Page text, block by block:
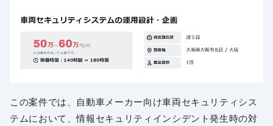
この案件では、自動車メーカー向け車両セキュリティシス
テムにおいて、情報セキュリティインシデント発生時の対